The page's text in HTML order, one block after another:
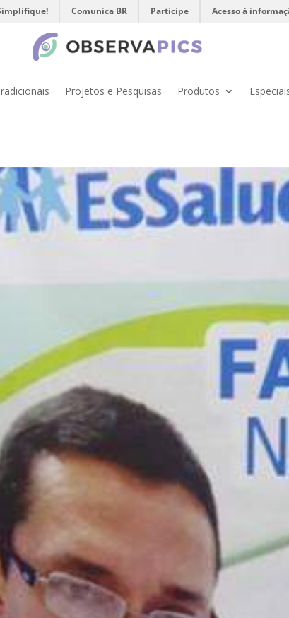
Comunica BR Participe Acesso à
Projetos e Pesquisas Produtos